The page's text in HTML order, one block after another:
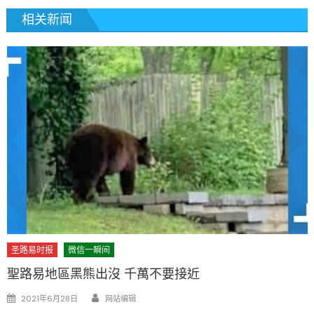
相关新闻
圣路易时报 微信一瞬间
聖路易地區黑熊出沒 千萬不要接近
Posted
2021年6月28日 Author
网站编辑